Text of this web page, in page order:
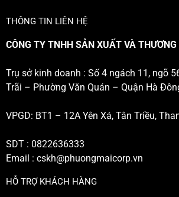
THÔNG TIN LIÊN HỆ
CÔNG TY TNHH SẢN XUẤT VÀ
Trụ sở kinh doanh : Số 4 ngách 11, ngõ
Trãi – Phường Văn Quán – Quận Hà
VPGD: BT1 – 12A Yên Xá, Tân Triều,
SDT : 0822636333
Email : cskh@phuongmaicorp.vn
HỖ TRỢ KHÁCH HÀNG